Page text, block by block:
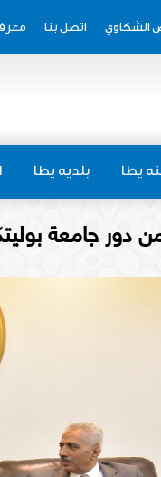
الشكاوي اتصل بنا
يطا بلديه يطا
دور جامعة